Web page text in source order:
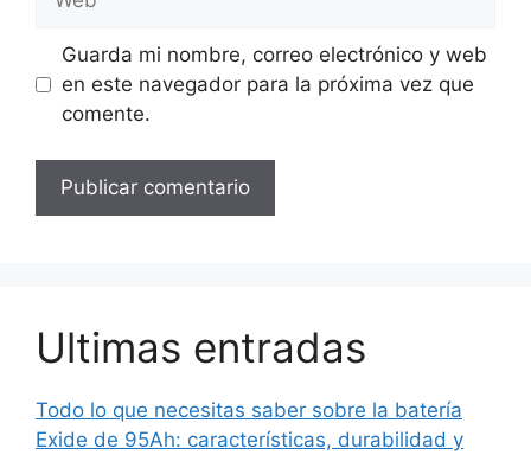
Guarda mi nombre, correo electrónico y web
en este navegador para la próxima vez que
comente.
Ultimas entradas
Todo lo que necesitas saber sobre la batería
Exide de 95Ah: características, durabilidad y